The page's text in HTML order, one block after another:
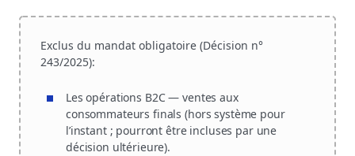
Exclus du mandat obligatoire (Décision n°
243/2025):
Les opérations B2C — ventes aux
consommateurs finals (hors système pour
l’instant ; pourront être incluses par une
décision ultérieure).